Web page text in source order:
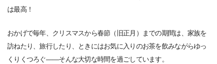
は最高！
おかげで毎年、クリスマスから春節（旧正月）までの期間は、家族を
訪ねたり、旅行したり、ときにはお気に入りのお茶を飲みながらゆっ
くりくつろぐ——そんな大切な時間を過ごしています。